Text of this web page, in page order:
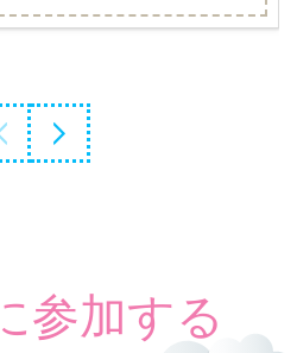
参加する